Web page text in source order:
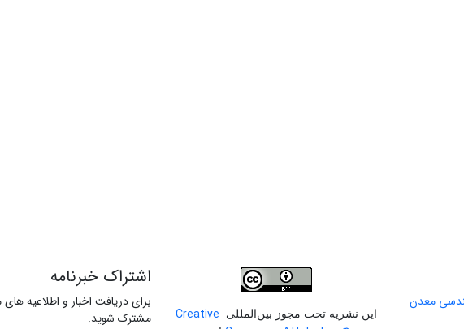
این نشریه تحت مجوز بین‌المللی
Creative
اشتراک خبرنامه
برای دریافت اخبار و اطلاعیه
مشترک شوید.